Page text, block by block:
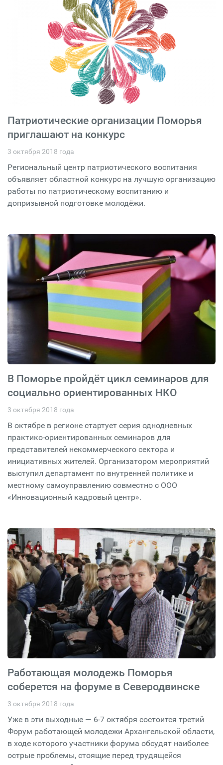
Патриотические организации Поморья
приглашают на конкурс
3 октября 2018 года
Региональный центр патриотического воспитания
объявляет областной конкурс на лучшую организацию
работы по патриотическому воспитанию и
допризывной подготовке молодёжи.
В Поморье пройдёт цикл семинаров для
социально ориентированных НКО
3 октября 2018 года
В октябре в регионе стартует серия однодневных
практико-ориентированных семинаров для
представителей некоммерческого сектора и
инициативных жителей. Организатором мероприятий
выступил департамент по внутренней политике и
местному самоуправлению совместно с ООО
«Инновационный кадровый центр».
Работающая молодежь Поморья
соберется на форуме в Северодвинске
3 октября 2018 года
Уже в эти выходные — 6-7 октября состоится третий
Форум работающей молодежи Архангельской области,
в ходе которого участники форума обсудят наиболее
острые проблемы, стоящие перед трудящейся